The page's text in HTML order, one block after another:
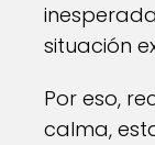
situación
Por eso,
calma,